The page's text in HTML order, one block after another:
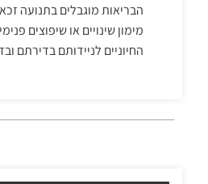
הבריאות מוגבלים בתנועה
מימון שינויים או שיפוצים
החיוניים לניידותם בדירתם